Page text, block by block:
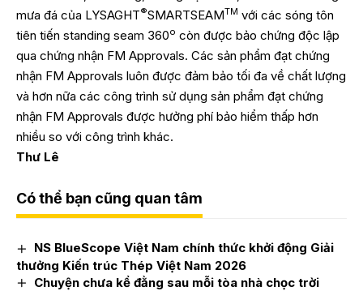
mưa đá của LYSAGHT®SMARTSEAMTM với các sóng tôn
tiên tiến standing seam 360o còn được bảo chứng độc lập
qua chứng nhận FM Approvals. Các sản phẩm đạt chứng
nhận FM Approvals luôn được đảm bảo tối đa về chất lượng
và hơn nữa các công trình sử dụng sản phẩm đạt chứng
nhận FM Approvals được hưởng phí bảo hiểm thấp hơn
nhiều so với công trình khác.
Thư Lê
Có thể bạn cũng quan tâm
NS BlueScope Việt Nam chính thức khởi động Giải
thưởng Kiến trúc Thép Việt Nam 2026
Chuyện chưa kể đằng sau mỗi tòa nhà chọc trời